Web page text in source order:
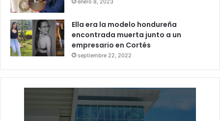
enero 8, 2023
Ella era la modelo hondureña
encontrada muerta junto a un
empresario en Cortés
septiembre 22, 2022